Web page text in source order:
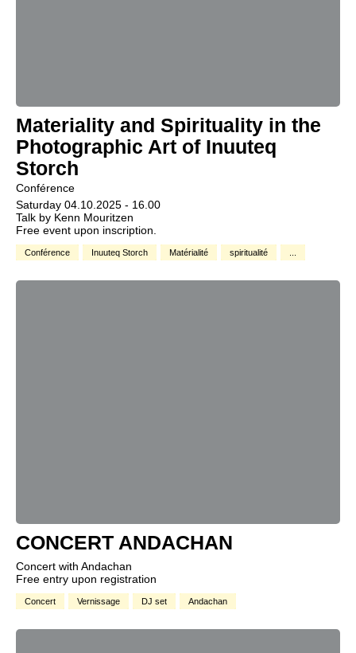
Materiality and Spirituality in the
Photographic Art of Inuuteq
Storch
Conférence
Saturday 04.10.2025 - 16.00
Talk by Kenn Mouritzen
Free event upon inscription.
Conférence Inuuteq Storch Matérialité spiritualité
CONCERT ANDACHAN
Concert with Andachan
Free entry upon registration
Concert Vernissage DJ set Andachan